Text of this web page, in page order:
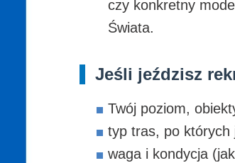
czy konkretny
Świata.
Jeśli jeździsz
Twój poziom,
typ tras, po których
waga i kondycja